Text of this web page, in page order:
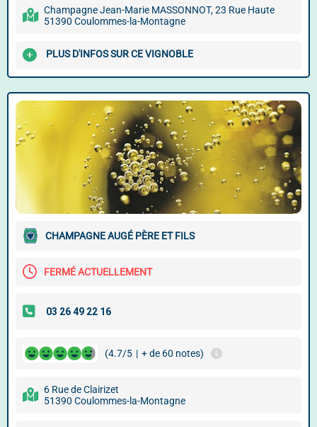
Champagne Jean-Marie MASSONNOT, 23 Rue Haute
51390 Coulommes-la-Montagne
PLUS D'INFOS SUR CE VIGNOBLE
CHAMPAGNE AUGÉ PÈRE ET FILS
FERMÉ ACTUELLEMENT
(4.7/5 | + de 60 notes)
6 Rue de Clairizet
51390 Coulommes-la-Montagne